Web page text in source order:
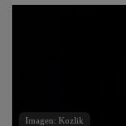
Imagen: Kozlik